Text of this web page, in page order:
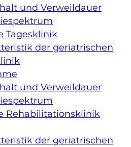
und Verweildauer
Tagesklinik
der geriatrischen
und Verweildauer
Rehabilitationsklinik
der geriatrischen